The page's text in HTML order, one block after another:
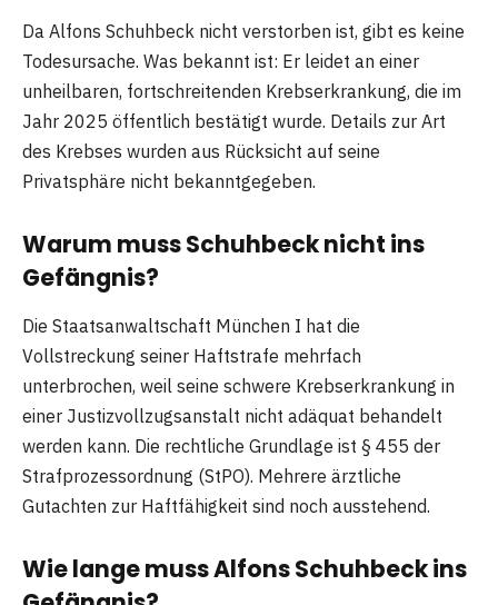
Da Alfons Schuhbeck nicht verstorben ist, gibt es keine
Todesursache. Was bekannt ist: Er leidet an einer
unheilbaren, fortschreitenden Krebserkrankung, die im
Jahr 2025 öffentlich bestätigt wurde. Details zur Art
des Krebses wurden aus Rücksicht auf seine
Privatsphäre nicht bekanntgegeben.
Warum muss Schuhbeck nicht ins
Gefängnis?
Die Staatsanwaltschaft München I hat die
Vollstreckung seiner Haftstrafe mehrfach
unterbrochen, weil seine schwere Krebserkrankung in
einer Justizvollzugsanstalt nicht adäquat behandelt
werden kann. Die rechtliche Grundlage ist § 455 der
Strafprozessordnung (StPO). Mehrere ärztliche
Gutachten zur Haftfähigkeit sind noch ausstehend.
Wie lange muss Alfons Schuhbeck ins